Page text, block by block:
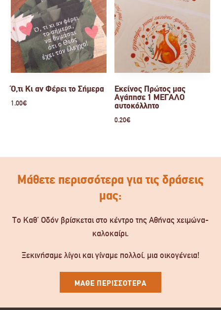
Ό,τι Κι αν Φέρει το Σήμερα
1.00€
Εκείνος Πρώτος μας
Αγάπησε 1 ΜΕΓΑΛΟ
αυτοκόλλητο
0.20€
Μάθετε περισσότερα για τις δράσεις
μας:
Το Καθ’ Οδόν βρίσκεται στο κέντρο της Αθήνας χειμώνα-
καλοκαίρι.
Ξεκινήσαμε λίγοι και γίναμε πολλοί, μια οικογένεια!
ΜΑΘΕ ΠΕΡΙΣΣΟΤΕΡΑ